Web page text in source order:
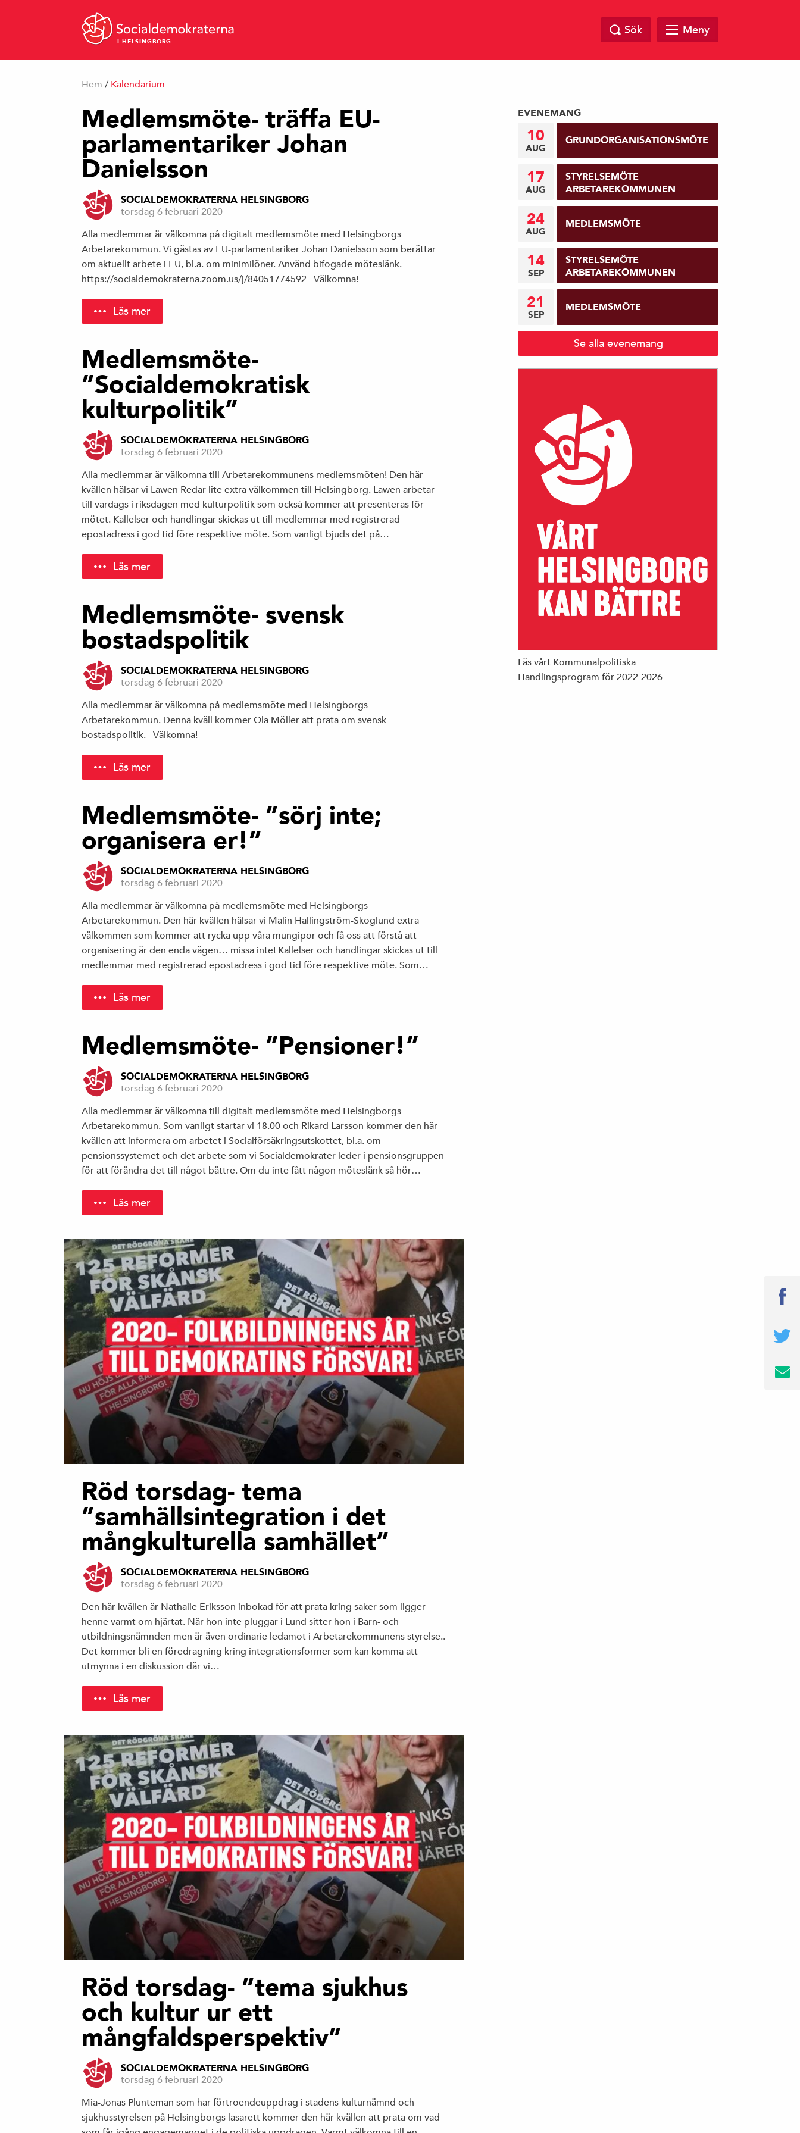
I HELSINGBORG
Sök Meny
Hem / Kalendarium
Medlemsmöte- träffa EU-
parlamentariker Johan
Danielsson
SOCIALDEMOKRATERNA HELSINGBORG
torsdag 6 februari 2020
Alla medlemmar är välkomna på digitalt medlemsmöte med Helsingborgs
Arbetarekommun. Vi gästas av EU-parlamentariker Johan Danielsson som berättar
om aktuellt arbete i EU, bl.a. om minimilöner. Använd bifogade möteslänk.
https://socialdemokraterna.zoom.us/j/84051774592 Välkomna!
Läs mer
Medlemsmöte-
”Socialdemokratisk
kulturpolitik”
SOCIALDEMOKRATERNA HELSINGBORG
torsdag 6 februari 2020
Alla medlemmar är välkomna till Arbetarekommunens medlemsmöten! Den här
kvällen hälsar vi Lawen Redar lite extra välkommen till Helsingborg. Lawen arbetar
till vardags i riksdagen med kulturpolitik som också kommer att presenteras för
mötet. Kallelser och handlingar skickas ut till medlemmar med registrerad
epostadress i god tid före respektive möte. Som vanligt bjuds det på…
Läs mer
Medlemsmöte- svensk
bostadspolitik
SOCIALDEMOKRATERNA HELSINGBORG
torsdag 6 februari 2020
Alla medlemmar är välkomna på medlemsmöte med Helsingborgs
Arbetarekommun. Denna kväll kommer Ola Möller att prata om svensk
bostadspolitik. Välkomna!
Läs mer
Medlemsmöte- ”sörj inte;
organisera er!”
SOCIALDEMOKRATERNA HELSINGBORG
torsdag 6 februari 2020
Alla medlemmar är välkomna på medlemsmöte med Helsingborgs
Arbetarekommun. Den här kvällen hälsar vi Malin Hallingström-Skoglund extra
välkommen som kommer att rycka upp våra mungipor och få oss att förstå att
organisering är den enda vägen… missa inte! Kallelser och handlingar skickas ut till
medlemmar med registrerad epostadress i god tid före respektive möte. Som…
Läs mer
Medlemsmöte- ”Pensioner!”
SOCIALDEMOKRATERNA HELSINGBORG
torsdag 6 februari 2020
Alla medlemmar är välkomna till digitalt medlemsmöte med Helsingborgs
Arbetarekommun. Som vanligt startar vi 18.00 och Rikard Larsson kommer den här
kvällen att informera om arbetet i Socialförsäkringsutskottet, bl.a. om
pensionssystemet och det arbete som vi Socialdemokrater leder i pensionsgruppen
för att förändra det till något bättre. Om du inte fått någon möteslänk så hör…
Läs mer
Röd torsdag- tema
”samhällsintegration i det
mångkulturella samhället”
SOCIALDEMOKRATERNA HELSINGBORG
torsdag 6 februari 2020
Den här kvällen är Nathalie Eriksson inbokad för att prata kring saker som ligger
henne varmt om hjärtat. När hon inte pluggar i Lund sitter hon i Barn- och
utbildningsnämnden men är även ordinarie ledamot i Arbetarekommunens styrelse..
Det kommer bli en föredragning kring integrationsformer som kan komma att
utmynna i en diskussion där vi…
Läs mer
Röd torsdag- ”tema sjukhus
och kultur ur ett
mångfaldsperspektiv”
SOCIALDEMOKRATERNA HELSINGBORG
torsdag 6 februari 2020
Mia-Jonas Plunteman som har förtroendeuppdrag i stadens kulturnämnd och
sjukhusstyrelsen på Helsingborgs lasarett kommer den här kvällen att prata om vad
EVENEMANG
10
AUG
GRUNDORGANISATIONSMÖTE
17
AUG
STYRELSEMÖTE
ARBETAREKOMMUNEN
24
AUG
MEDLEMSMÖTE
14
SEP
STYRELSEMÖTE
ARBETAREKOMMUNEN
21
SEP
MEDLEMSMÖTE
Se alla evenemang
Läs vårt Kommunalpolitiska
Handlingsprogram för 2022-2026